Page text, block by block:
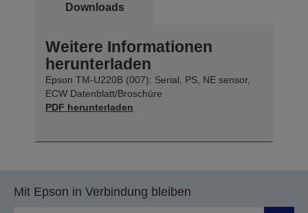
Downloads
Weitere Informationen
herunterladen
Epson TM-U220B (007): Serial, PS, NE sensor,
ECW Datenblatt/Broschüre
PDF herunterladen
Mit Epson in Verbindung bleiben